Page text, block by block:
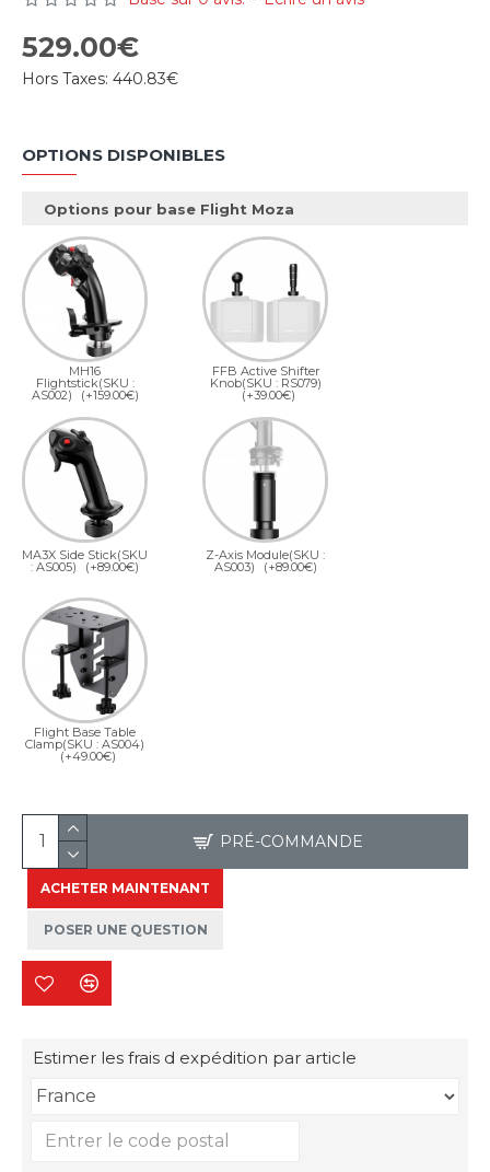
529.00€
Hors Taxes: 440.83€
OPTIONS DISPONIBLES
Options pour base Flight Moza
MH16
Flightstick(SKU :
AS002) (+159.00€)
FFB Active Shifter
Knob(SKU : RS079)
(+39.00€)
MA3X Side Stick(SKU
: AS005) (+89.00€)
Z-Axis Module(SKU :
AS003) (+89.00€)
Flight Base Table
Clamp(SKU : AS004)
(+49.00€)
PRÉ-COMMANDE
ACHETER MAINTENANT
POSER UNE QUESTION
Estimer les frais d expédition par article